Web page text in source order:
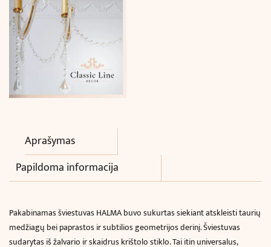
Aprašymas
Papildoma informacija
Pakabinamas šviestuvas HALMA buvo sukurtas siekiant atskleisti taurių
medžiagų bei paprastos ir subtilios geometrijos derinį. Šviestuvas
sudarytas iš žalvario ir skaidrus krištolo stiklo. Tai itin universalus,